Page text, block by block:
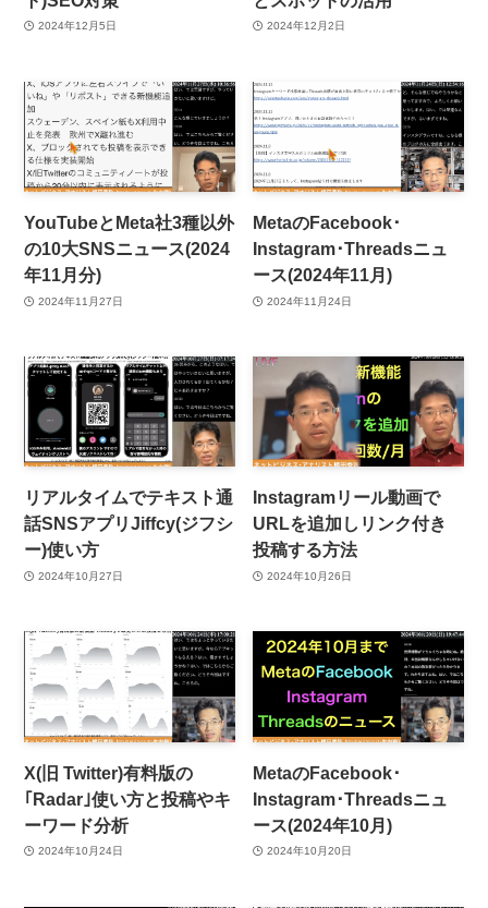
2024年12月5日 2024年12月2日
YouTubeとMeta社3種以外
の10大SNSニュース(2024
年11月分)
2024年11月27日
MetaのFacebook･
Instagram･Threadsニュ
ース(2024年11月)
2024年11月24日
リアルタイムでテキスト通
話SNSアプリJiffcy(ジフシ
ー)使い方
2024年10月27日
Instagramリール動画で
URLを追加しリンク付き
投稿する方法
2024年10月26日
X(旧 Twitter)有料版の
｢Radar｣使い方と投稿やキ
ーワード分析
2024年10月24日
MetaのFacebook･
Instagram･Threadsニュ
ース(2024年10月)
2024年10月20日